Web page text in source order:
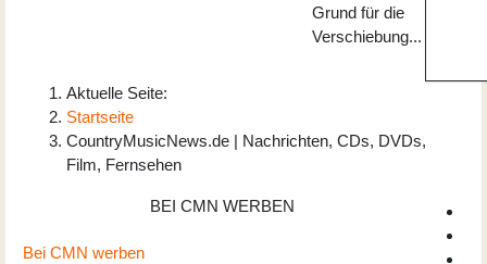
Grund für die
Verschiebung...
Aktuelle Seite:
Startseite
CountryMusicNews.de | Nachrichten, CDs, DVDs,
Film, Fernsehen
BEI CMN WERBEN
Bei CMN werben